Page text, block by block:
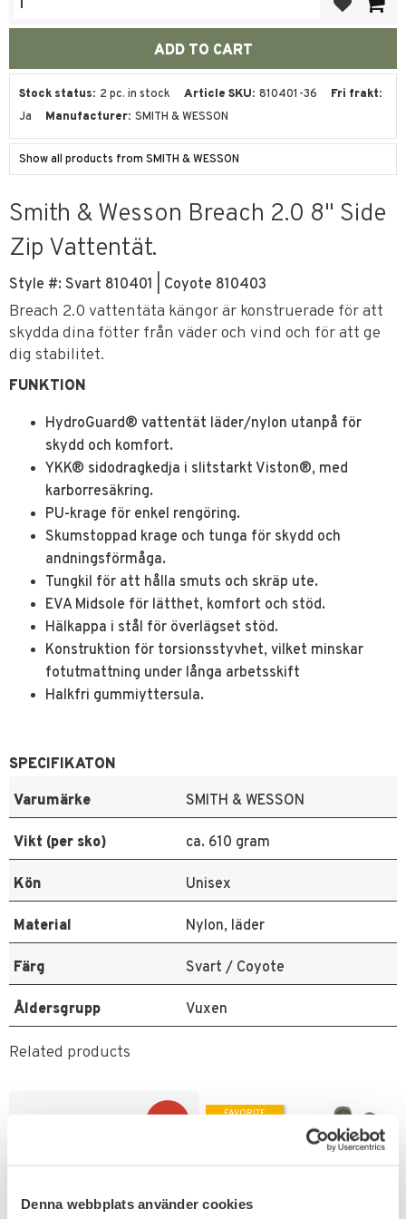
Denna webbplats använder cookies
Stock status 2 pc. in stock Article SKU 810401-36
Fri frakt
Ja
Manufacturer SMITH & WESSON
Show all products from SMITH & WESSON
Smith & Wesson Breach 2.0 8" Side
Zip Vattentät.
Style #: Svart 810401 | Coyote 810403
Breach 2.0 vattentäta kängor är konstruerade för att
skydda dina fötter från väder och vind och för att ge
dig stabilitet.
FUNKTION
HydroGuard® vattentät läder/nylon utanpå för
skydd och komfort.
YKK® sidodragkedja i slitstarkt Viston®, med
karborresäkring.
PU-krage för enkel rengöring.
Skumstoppad krage och tunga för skydd och
andningsförmåga.
Tungkil för att hålla smuts och skräp ute.
EVA Midsole för lätthet, komfort och stöd.
Hälkappa i stål för överlägset stöd.
Konstruktion för torsionsstyvhet, vilket minskar
fotutmattning under långa arbetsskift
Halkfri gummiyttersula.
SPECIFIKATON
Varumärke
SMITH & WESSON
Vikt (per sko) ca. 610 gram
Kön Unisex
Material Nylon, läder
Färg Svart / Coyote
Åldersgrupp Vuxen
Related products
FAVORITE